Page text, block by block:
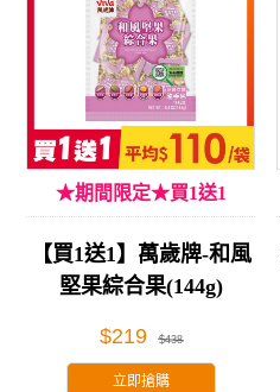
★期間限定★買1送1
【買1送1】萬歲牌-和風
堅果綜合果(144g)
$219 $438
立即搶購